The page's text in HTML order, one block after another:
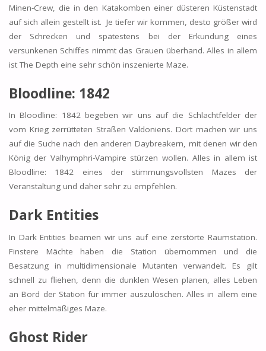
Minen-Crew, die in den Katakomben einer düsteren Küstenstadt
auf sich allein gestellt ist. Je tiefer wir kommen, desto größer wird
der Schrecken und spätestens bei der Erkundung eines
versunkenen Schiffes nimmt das Grauen überhand. Alles in allem
ist The Depth eine sehr schön inszenierte Maze.
Bloodline: 1842
In Bloodline: 1842 begeben wir uns auf die Schlachtfelder der
vom Krieg zerrütteten Straßen Valdoniens. Dort machen wir uns
auf die Suche nach den anderen Daybreakern, mit denen wir den
König der Valhymphri-Vampire stürzen wollen. Alles in allem ist
Bloodline: 1842 eines der stimmungsvollsten Mazes der
Veranstaltung und daher sehr zu empfehlen.
Dark Entities
In Dark Entities beamen wir uns auf eine zerstörte Raumstation.
Finstere Mächte haben die Station übernommen und die
Besatzung in multidimensionale Mutanten verwandelt. Es gilt
schnell zu fliehen, denn die dunklen Wesen planen, alles Leben
an Bord der Station für immer auszulöschen. Alles in allem eine
eher mittelmäßiges Maze.
Ghost Rider